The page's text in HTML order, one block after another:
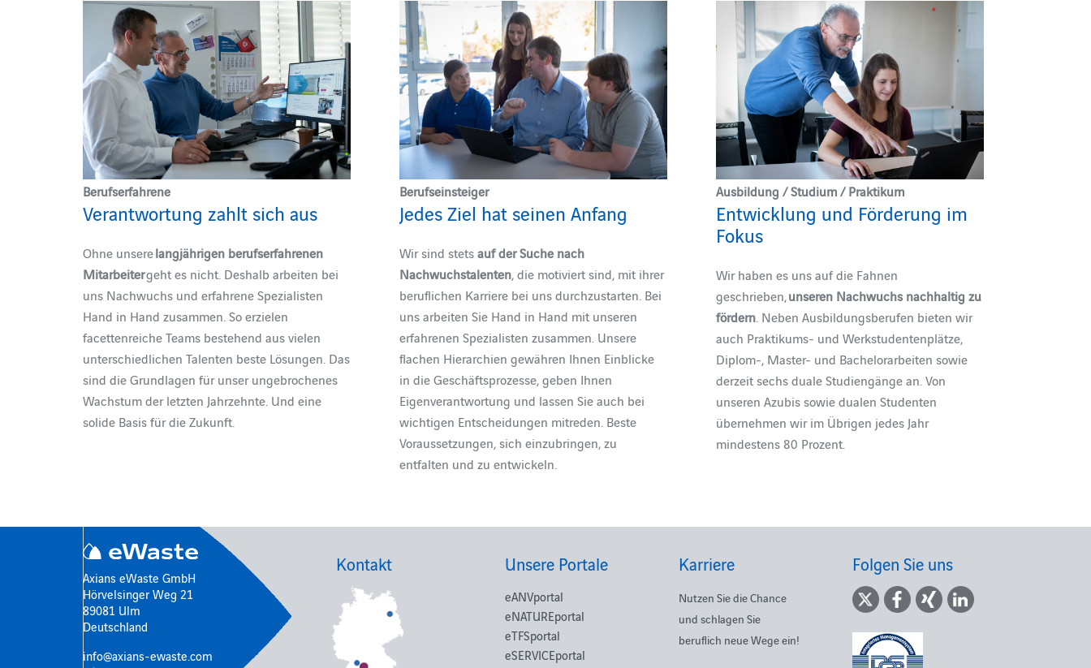
Berufserfahrene
Verantwortung zahlt sich aus
Ohne unserelangjährigen berufserfahrenen
Mitarbeitergeht es nicht. Deshalb arbeiten bei
uns Nachwuchs und erfahrene Spezialisten
Hand in Hand zusammen. So erzielen
facettenreiche Teams bestehend aus vielen
unterschiedlichen Talenten beste Lösungen. Das
sind die Grundlagen für unser ungebrochenes
Wachstum der letzten Jahrzehnte. Und eine
solide Basis für die Zukunft.
Berufseinsteiger
Jedes Ziel hat seinen Anfang
Wir sind stetsauf der Suche nach
Nachwuchstalenten, die motiviert sind, mit ihrer
beruflichen Karriere bei uns durchzustarten. Bei
uns arbeiten Sie Hand in Hand mit unseren
erfahrenen Spezialisten zusammen. Unsere
flachen Hierarchien gewähren Ihnen Einblicke
in die Geschäftsprozesse, geben Ihnen
Eigenverantwortung und lassen Sie auch bei
wichtigen Entscheidungen mitreden. Beste
Voraussetzungen, sich einzubringen, zu
entfalten und zu entwickeln.
Ausbildung / Studium / Praktikum
Entwicklung und Förderung im
Fokus
Wir haben es uns auf die Fahnen
geschrieben,unseren Nachwuchs nachhaltig zu
fördern . Neben Ausbildungsberufen bieten wir
auch Praktikums- und Werkstudentenplätze,
Diplom-, Master- und Bachelorarbeiten sowie
derzeit sechs duale Studiengänge an. Von
unseren Azubis sowie dualen Studenten
übernehmen wir im Übrigen jedes Jahr
mindestens 80 Prozent.
Axians eWaste GmbH
Hörvelsinger Weg 21
89081 Ulm
Deutschland
info@axians-ewaste.com
Kontakt Unsere Portale
eANVportal
eNATUREportal
eTFSportal
eSERVICEportal
Karriere
Nutzen Sie die Chance
und schlagen Sie
beruflich neue Wege ein!
Folgen Sie uns